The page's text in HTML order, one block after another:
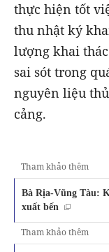
thực hiện tốt
thu nhật ký
lượng khai
sai sót trong
nguyên liệu
cảng.
Tham khảo thêm
Bà Rịa-Vũng Tàu:
xuất bến
Tham khảo thêm